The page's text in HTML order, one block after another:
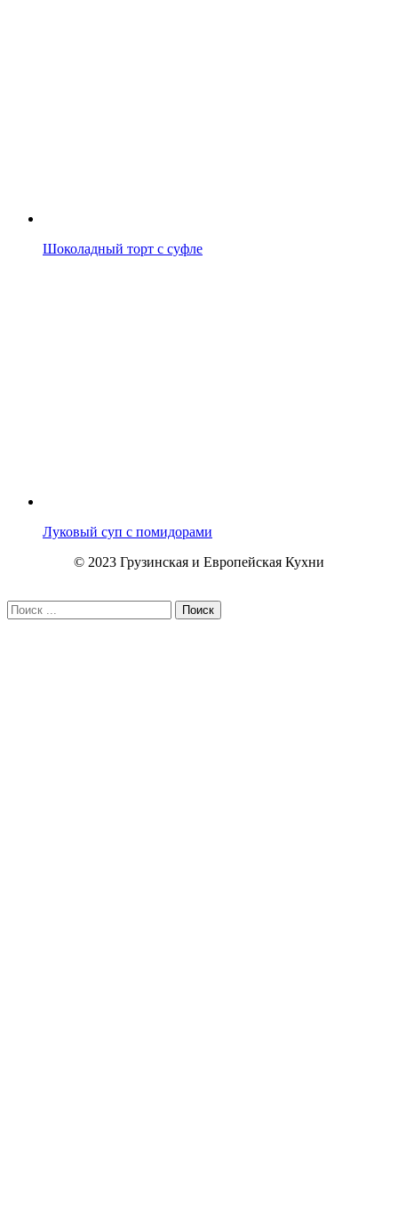
Шоколадный торт с суфле
Луковый суп с помидорами
© 2023 Грузинская и Европейская Кухни